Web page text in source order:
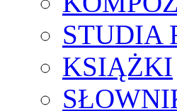
STUDIA
KSIĄŻKI